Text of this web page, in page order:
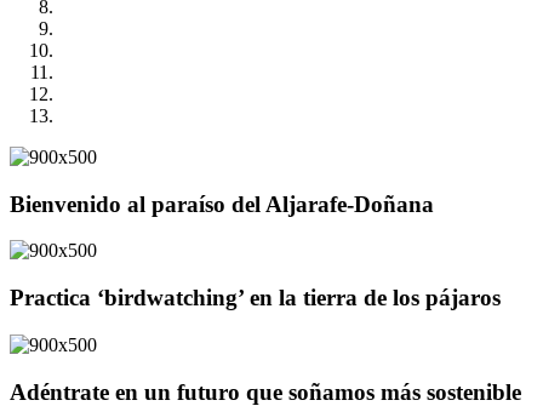
Bienvenido al paraíso del Aljarafe-Doñana
Practica ‘birdwatching’ en la tierra de los pájaros
Adéntrate en un futuro que soñamos más sostenible